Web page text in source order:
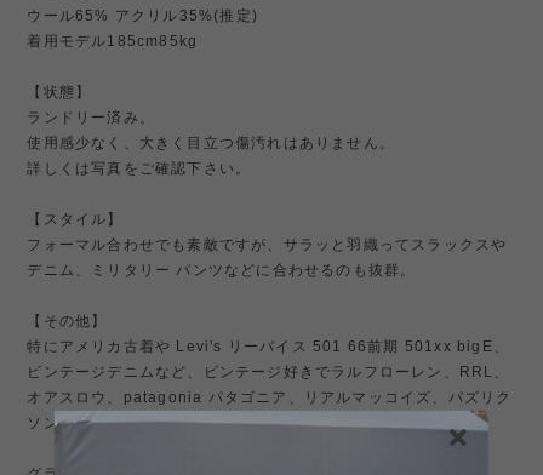
ウール65% アクリル35%(推定)
着用モデル185cm85kg
【状態】
ランドリー済み。
使用感少なく、大きく目立つ傷汚れはありません。
詳しくは写真をご確認下さい。
【スタイル】
フォーマル合わせでも素敵ですが、サラッと羽織ってスラックスや
デニム、ミリタリー パンツなどに合わせるのも抜群。
【その他】
特にアメリカ古着や Levi's リーバイス 501 66前期 501xx bigE、
ビンテージデニムなど、ビンテージ好きでラルフローレン、RRL、
オアスロウ、patagonia パタゴニア、リアルマッコイズ、バズリク
ソンズなどが好きな方にはお勧め。